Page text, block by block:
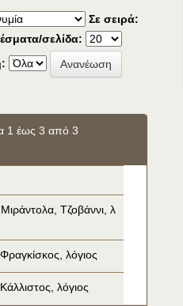
Σε σειρά:
σελίδα:
1 έως 3 από 3
Τζοβάννι, λ
λόγιος
λόγιος